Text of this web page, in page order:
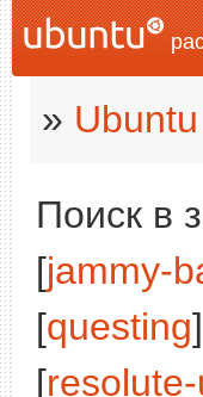
» Ubuntu
Поиск в
[jammy-
[questing
[